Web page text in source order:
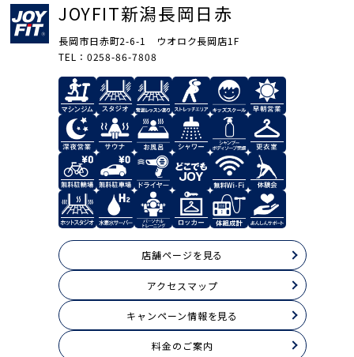
JOYFIT新潟長岡日赤
長岡市日赤町2-6-1 ウオロク長岡店1F
TEL：0258-86-7808
店舗ページを見る
アクセスマップ
キャンペーン情報を見る
料⾦のご案内